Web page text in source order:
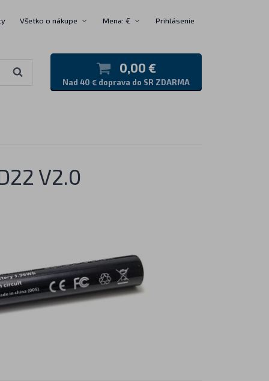
Všetko o nákupe Mena: € Prihlásenie
0,00 €
Nad 40 € doprava do SR ZDARMA
V2.0